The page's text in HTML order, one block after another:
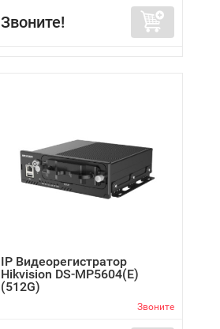
Звоните!
IP Видеорегистратор
Hikvision DS-MP5604(E)
(512G)
Звоните